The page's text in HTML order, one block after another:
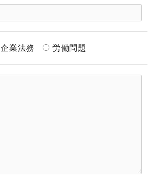
企業法務 労働問題